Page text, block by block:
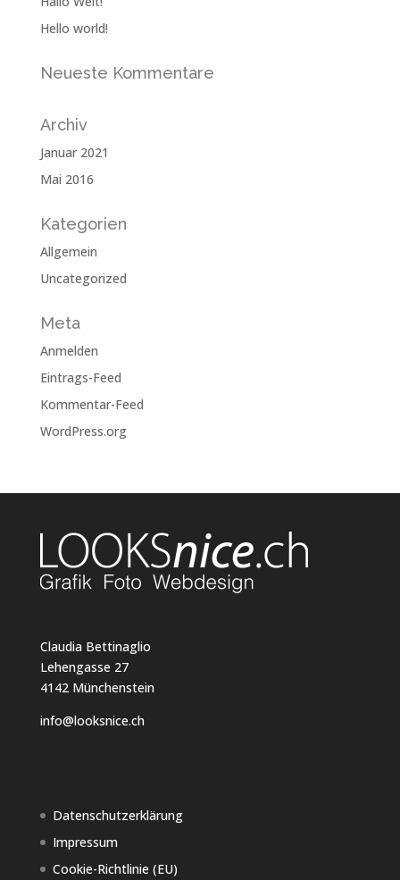
Hello world!
Neueste Kommentare
Archiv
Januar 2021
Mai 2016
Kategorien
Allgemein
Uncategorized
Meta
Anmelden
Eintrags-Feed
Kommentar-Feed
WordPress.org
Claudia Bettinaglio
Lehengasse 27
4142 Münchenstein
info@looksnice.ch
Datenschutzerklärung
Impressum
Cookie-Richtlinie (EU)